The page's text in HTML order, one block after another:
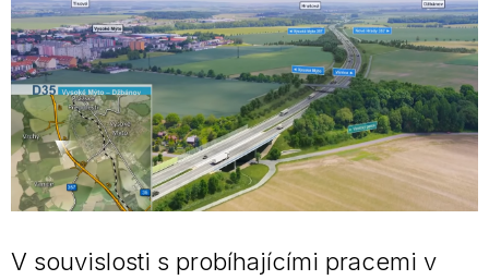
V souvislosti s probíhajícími pracemi v